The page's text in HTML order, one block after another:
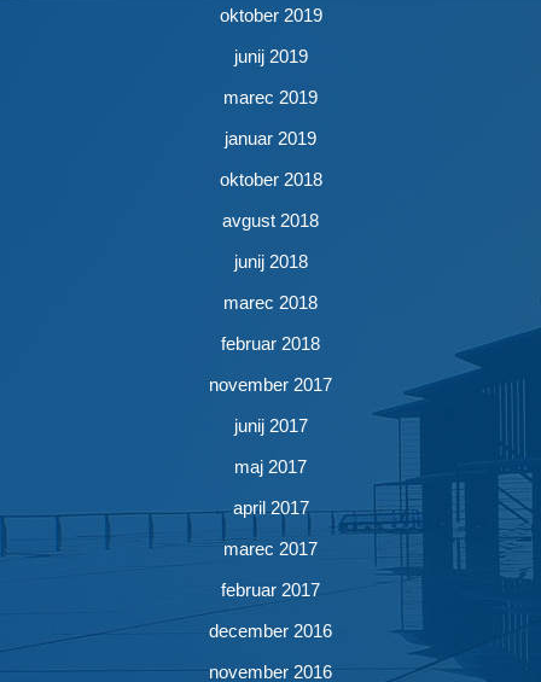
oktober 2019
junij 2019
marec 2019
januar 2019
oktober 2018
avgust 2018
junij 2018
marec 2018
februar 2018
november 2017
junij 2017
maj 2017
april 2017
marec 2017
februar 2017
december 2016
november 2016